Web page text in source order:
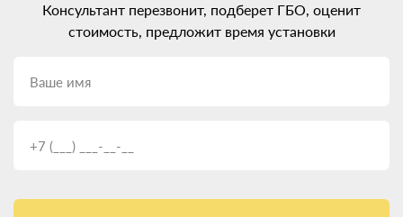
Консультант перезвонит, подберет ГБО, оценит
стоимость, предложит время установки